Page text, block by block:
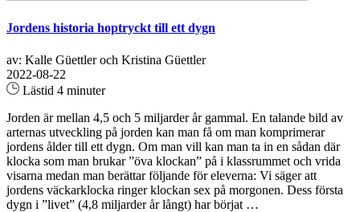
Jordens historia hoptryckt till ett dygn
av: Kalle Güettler och Kristina Güettler
2022-08-22
Lästid 4 minuter
Jorden är mellan 4,5 och 5 miljarder år gammal. En talande bild av
arternas utveckling på jorden kan man få om man komprimerar
jordens ålder till ett dygn. Om man vill kan man ta in en sådan där
klocka som man brukar ”öva klockan” på i klassrummet och vrida
visarna medan man berättar följande för eleverna: Vi säger att
jordens väckarklocka ringer klockan sex på morgonen. Dess första
dygn i ”livet” (4,8 miljarder år långt) har börjat …